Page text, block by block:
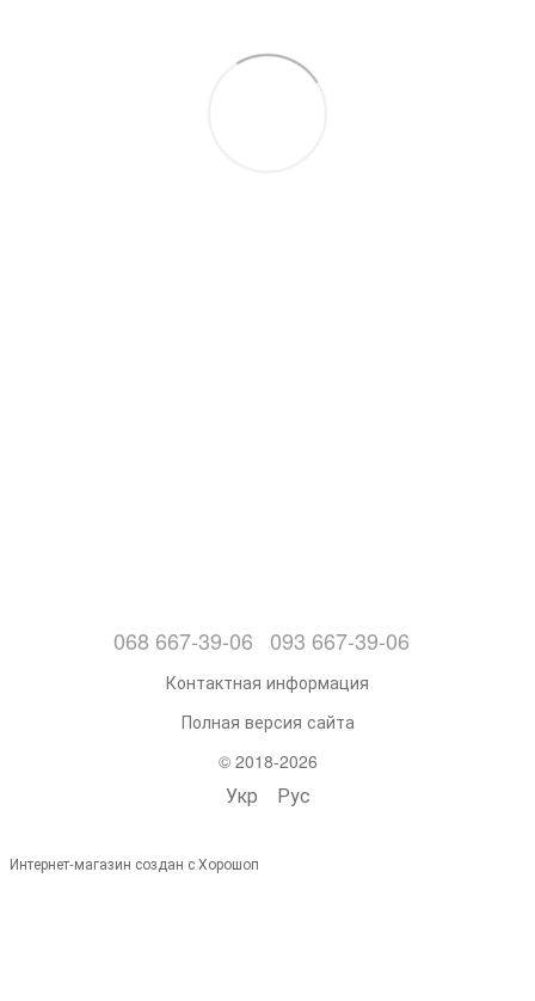
068 667-39-06 093 667-39-06
Контактная информация
Полная версия сайта
© 2018-2026
Укр Рус
Интернет-магазин создан с Хорошоп